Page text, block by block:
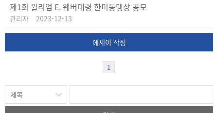
제1회 윌리엄 E. 웨버대령 한미동맹상 공모
관리자 2023-12-13
에세이 작성
1